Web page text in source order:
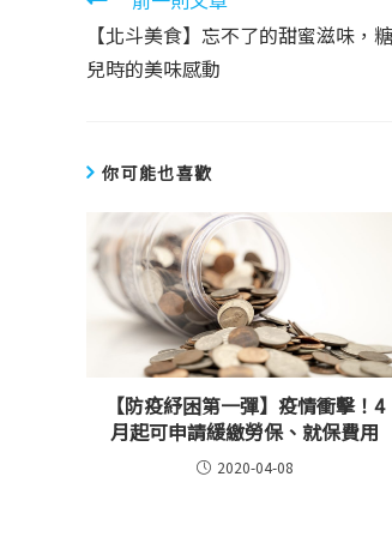
【北斗美食】忘不了的甜蜜滋味，
兒時的美味感動
你可能也喜歡
【防疫紓困第一彈】疫情衝擊！4
月起可申請緩繳勞保、就保費用
2020-04-08